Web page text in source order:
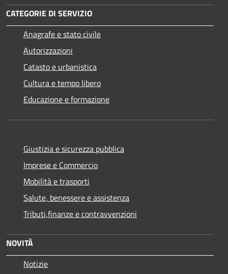
CATEGORIE DI SERVIZIO
Anagrafe e stato civile
Autorizzazioni
Catasto e urbanistica
Cultura e tempo libero
Educazione e formazione
Giustizia e sicurezza pubblica
Imprese e Commercio
Mobilità e trasporti
Salute, benessere e assistenza
Tributi,finanze e contravvenzioni
NOVITÀ
Notizie